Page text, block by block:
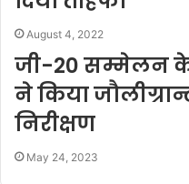
August 4, 2022
जी-20 सम्मेलन
ने किया
निरीक्षण
May 24, 2023